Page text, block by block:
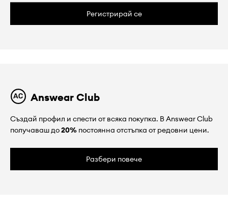
Регистрирай се
Answear Club
Създай профил и спести от всяка покупка. В Answear Club
получаваш до20% постоянна отстъпка от редовни цени.
Разбери повече